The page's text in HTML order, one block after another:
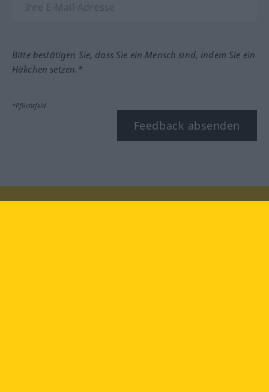
Bitte bestätigen Sie, dass Sie ein Mensch sind, indem Sie ein
Häkchen setzen.*
*Pflichtfeld
Feedback absenden